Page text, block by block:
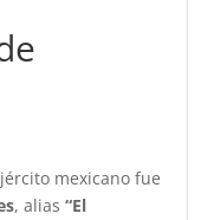
mexicano fue
, alias“El